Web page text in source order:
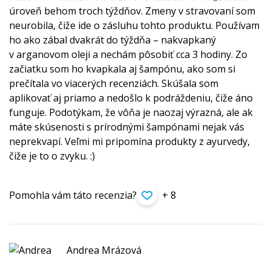
úroveň behom troch týždňov. Zmeny v stravovaní som
neurobila, čiže ide o zásluhu tohto produktu. Používam
ho ako zábal dvakrát do týždňa – nakvapkaný
v arganovom oleji a nechám pôsobiť cca 3 hodiny. Zo
začiatku som ho kvapkala aj šampónu, ako som si
prečítala vo viacerých recenziách. Skúšala som
aplikovať aj priamo a nedošlo k podráždeniu, čiže áno
funguje. Podotýkam, že vôňa je naozaj výrazná, ale ak
máte skúsenosti s prírodnými šampónami nejak vás
neprekvapí. Veľmi mi pripomína produkty z ayurvedy,
čiže je to o zvyku. :)
Pomohla vám táto recenzia? + 8
Andrea Mrázová